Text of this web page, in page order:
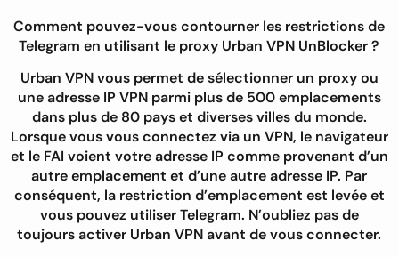
Comment pouvez-vous contourner les restrictions de
Telegram en utilisant le proxy Urban VPN UnBlocker ?
Urban VPN vous permet de sélectionner un proxy ou
une adresse IP VPN parmi plus de 500 emplacements
dans plus de 80 pays et diverses villes du monde.
Lorsque vous vous connectez via un VPN, le navigateur
et le FAI voient votre adresse IP comme provenant d’un
autre emplacement et d’une autre adresse IP. Par
conséquent, la restriction d’emplacement est levée et
vous pouvez utiliser Telegram. N’oubliez pas de
toujours activer Urban VPN avant de vous connecter.